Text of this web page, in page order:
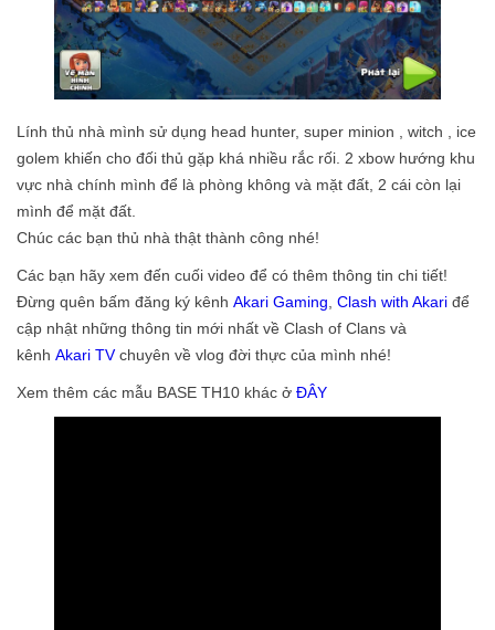
Lính thủ nhà mình sử dụng head hunter, super minion , witch , ice
golem khiến cho đối thủ gặp khá nhiều rắc rối. 2 xbow hướng khu
vực nhà chính mình để là phòng không và mặt đất, 2 cái còn lại
mình để mặt đất.
Chúc các bạn thủ nhà thật thành công nhé!
Các bạn hãy xem đến cuối video để có thêm thông tin chi tiết!
Đừng quên bấm đăng ký kênh Akari Gaming Clash with Akari để
cập nhật những thông tin mới nhất về Clash of Clans và
kênh Akari TVchuyên về vlog đời thực của mình nhé!
Xem thêm các mẫu BASE TH10 khác ở ĐÂY